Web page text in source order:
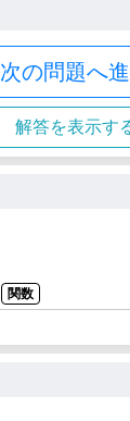
次の問題へ
解答を表示す
関数